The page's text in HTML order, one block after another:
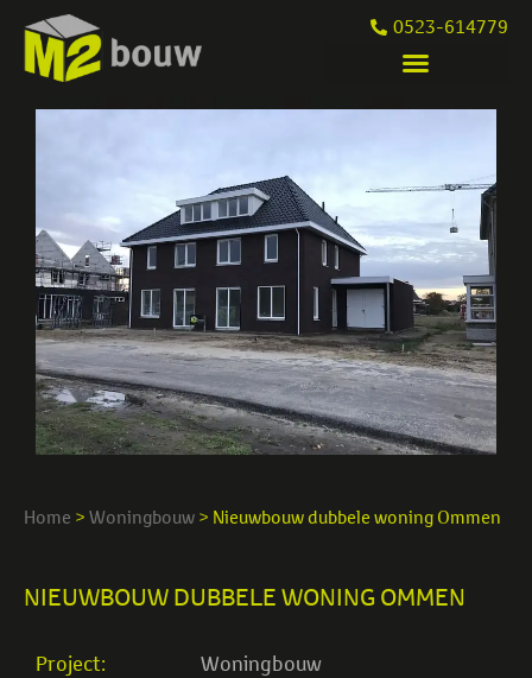
0523-614779
Home > Woningbouw > Nieuwbouw dubbele woning Ommen
NIEUWBOUW DUBBELE WONING OMMEN
Project:
Woningbouw